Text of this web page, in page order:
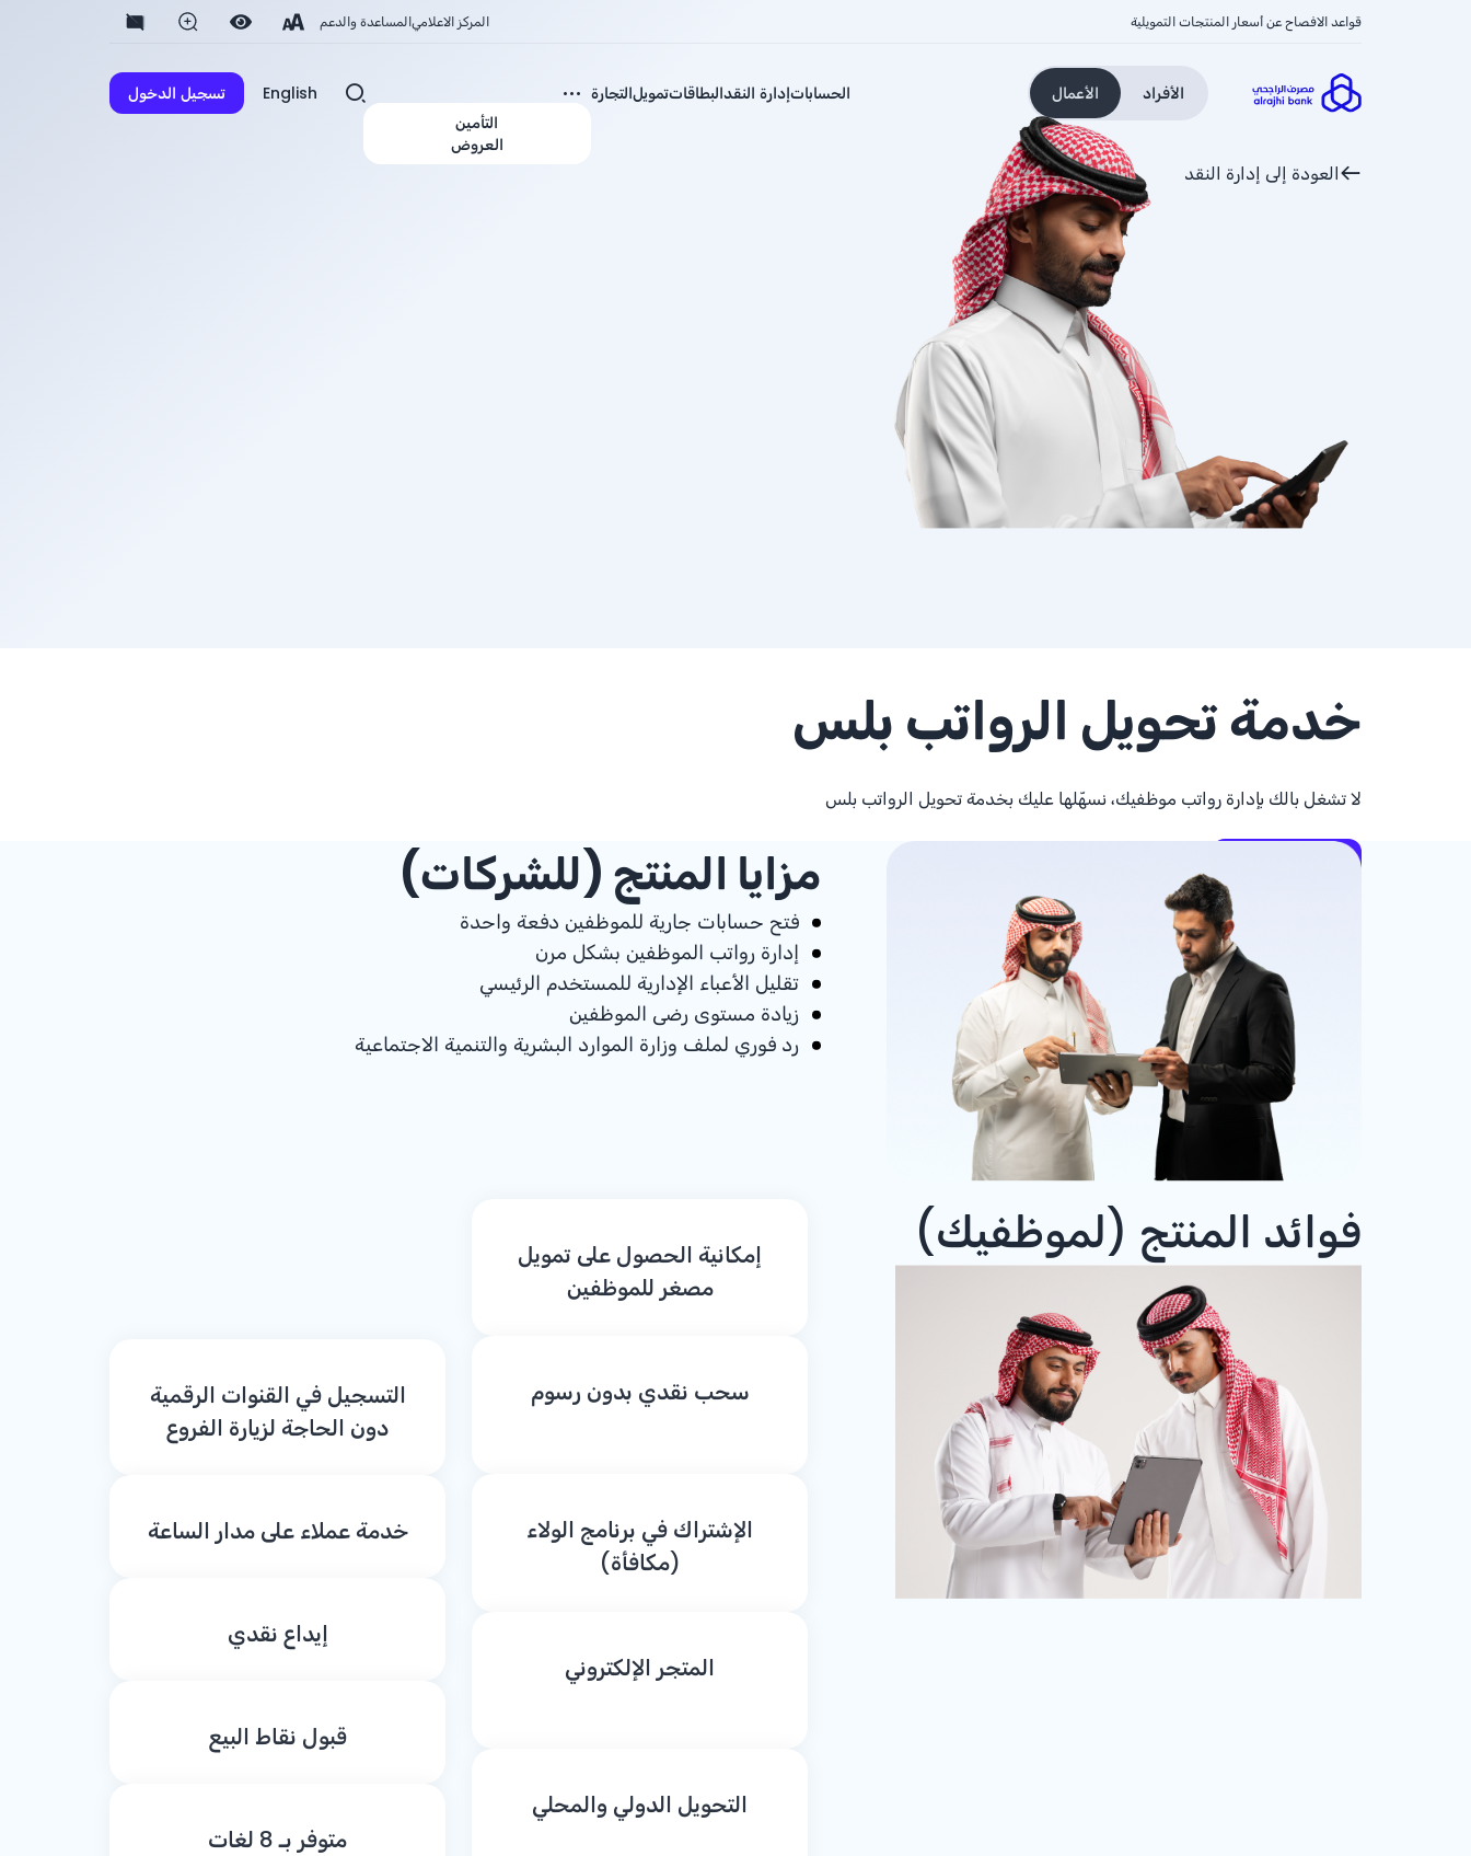
قواعد الافصاح عن أسعار المنتجات التمويلية المركز الاعلاميالمساعدة والدعم
الأفراد الأعمال الحساباتإدارة النقدالبطاقاتتمويلالتجارة
التأمين
العروض
English تسجيل الدخول
العودة إلى إدارة النقد
خدمة تحويل الرواتب بلس
لا تشغل بالك بإدارة رواتب موظفيك، نسهّلها عليك بخدمة تحويل الرواتب بلس
مزايا المنتج (للشركات)
فتح حسابات جارية للموظفين دفعة واحدة
إدارة رواتب الموظفين بشكل مرن
تقليل الأعباء الإدارية للمستخدم الرئيسي
زيادة مستوى رضى الموظفين
رد فوري لملف وزارة الموارد البشرية والتنمية الاجتماعية
فوائد المنتج (لموظفيك)
إمكانية الحصول على تمويل
مصغر للموظفين
سحب نقدي بدون رسوم
الإشتراك في برنامج الولاء
(مكافأة)
المتجر الإلكتروني
التحويل الدولي والمحلي
التسجيل في القنوات الرقمية
دون الحاجة لزيارة الفروع
خدمة عملاء على مدار الساعة
إيداع نقدي
قبول نقاط البيع
متوفر بـ 8 لغات